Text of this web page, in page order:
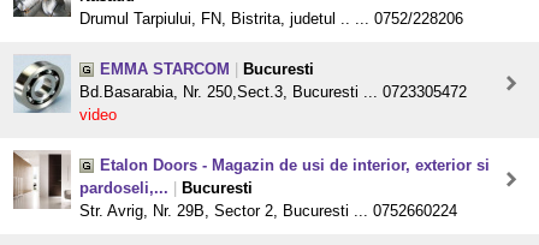
Drumul Tarpiului, FN, Bistrita, judetul .. ... 0752/228206
EMMA STARCOM
Bucuresti
Bd.Basarabia, Nr. 250,Sect.3, Bucuresti ... 0723305472
video
Etalon Doors - Magazin de usi de interior, exterior si
pardoseli,...
Bucuresti
Str. Avrig, Nr. 29B, Sector 2, Bucuresti ... 0752660224